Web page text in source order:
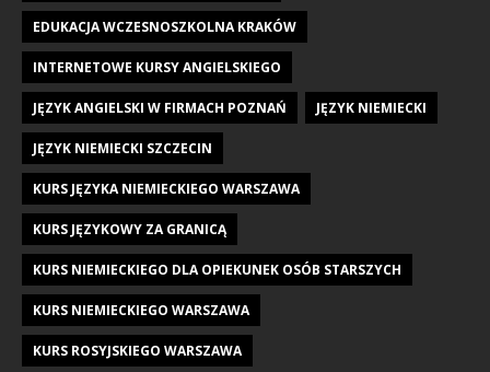
EDUKACJA WCZESNOSZKOLNA KRAKÓW
INTERNETOWE KURSY ANGIELSKIEGO
JĘZYK ANGIELSKI W FIRMACH POZNAŃ JĘZYK NIEMIECKI
JĘZYK NIEMIECKI SZCZECIN
KURS JĘZYKA NIEMIECKIEGO WARSZAWA
KURS JĘZYKOWY ZA GRANICĄ
KURS NIEMIECKIEGO DLA OPIEKUNEK OSÓB STARSZYCH
KURS NIEMIECKIEGO WARSZAWA
KURS ROSYJSKIEGO WARSZAWA